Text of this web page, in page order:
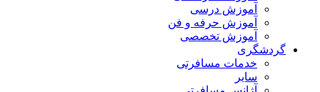
آموزش درسی
آموزش حرفه و فن
آموزش تخصصی
گردشگری
خدمات مسافرتی
سایر